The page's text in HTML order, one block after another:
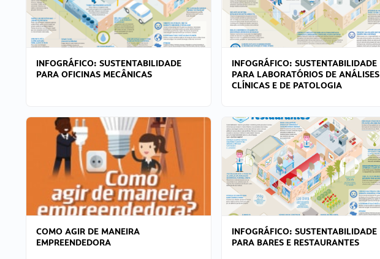
INFOGRÁFICO: SUSTENTABILIDADE
PARA OFICINAS MECÂNICAS
INFOGRÁFICO: SUSTENTABILIDADE
PARA LABORATÓRIOS DE ANÁLISES
CLÍNICAS E DE PATOLOGIA
COMO AGIR DE MANEIRA
EMPREENDEDORA
INFOGRÁFICO: SUSTENTABILIDADE
PARA BARES E RESTAURANTES